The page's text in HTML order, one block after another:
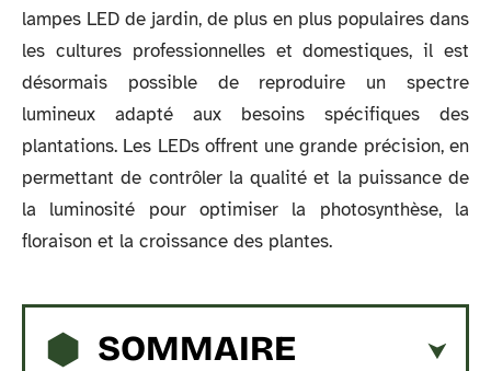
lampes LED de jardin, de plus en plus populaires dans
les cultures professionnelles et domestiques, il est
désormais possible de reproduire un spectre
lumineux adapté aux besoins spécifiques des
plantations. Les LEDs offrent une grande précision, en
permettant de contrôler la qualité et la puissance de
la luminosité pour optimiser la photosynthèse, la
floraison et la croissance des plantes.
SOMMAIRE